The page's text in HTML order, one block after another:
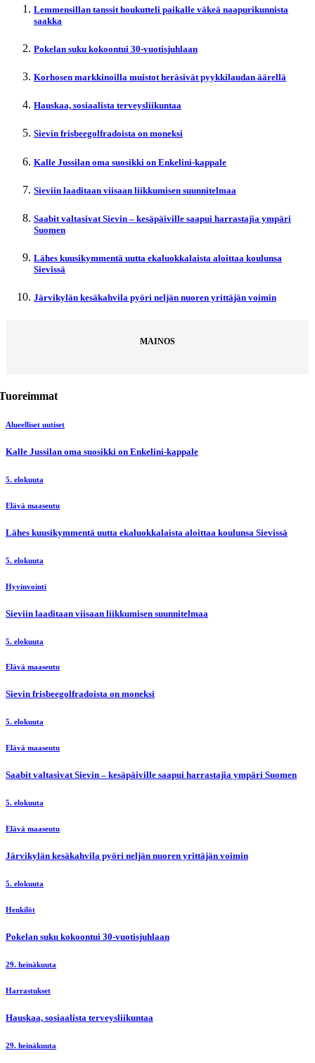
Lemmensillan tanssit houkutteli paikalle väkeä naapurikunnista
saakka
Pokelan suku kokoontui 30-vuotisjuhlaan
Korhosen markkinoilla muistot heräsivät pyykkilaudan äärellä
Hauskaa, sosiaalista terveysliikuntaa
Sievin frisbeegolfradoista on moneksi
Kalle Jussilan oma suosikki on Enkelini-kappale
Sieviin laaditaan viisaan liikkumisen suunnitelmaa
Saabit valtasivat Sievin – kesäpäiville saapui harrastajia ympäri
Suomen
Lähes kuusikymmentä uutta ekaluokkalaista aloittaa koulunsa
Sievissä
Järvikylän kesäkahvila pyöri neljän nuoren yrittäjän voimin
MAINOS
Alueelliset uutiset
Kalle Jussilan oma suosikki on Enkelini-kappale
5. elokuuta
Elävä maaseutu
Lähes kuusikymmentä uutta ekaluokkalaista aloittaa koulunsa Sievissä
5. elokuuta
Hyvinvointi
Sieviin laaditaan viisaan liikkumisen suunnitelmaa
5. elokuuta
Elävä maaseutu
Sievin frisbeegolfradoista on moneksi
5. elokuuta
Elävä maaseutu
Saabit valtasivat Sievin – kesäpäiville saapui harrastajia ympäri Suomen
5. elokuuta
Elävä maaseutu
Järvikylän kesäkahvila pyöri neljän nuoren yrittäjän voimin
5. elokuuta
Henkilöt
Pokelan suku kokoontui 30-vuotisjuhlaan
29. heinäkuuta
Harrastukset
Hauskaa, sosiaalista terveysliikuntaa
29. heinäkuuta